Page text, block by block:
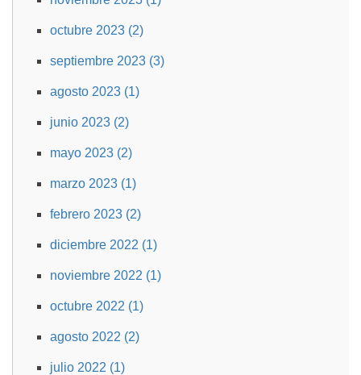
octubre 2023 (2)
septiembre 2023 (3)
agosto 2023 (1)
junio 2023 (2)
mayo 2023 (2)
marzo 2023 (1)
febrero 2023 (2)
diciembre 2022 (1)
noviembre 2022 (1)
octubre 2022 (1)
agosto 2022 (2)
julio 2022 (1)